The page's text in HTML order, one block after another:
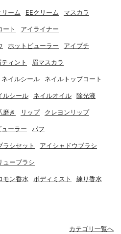
リーム EEクリーム マスカラ
ート アイライナー
ホットビューラー アイプチ
ティント 眉マスカラ
ネイルシール ネイルトップコート
ルシール ネイルオイル 除光液
磨き リップ クレヨンリップ
ューラー パフ
ラシセット アイシャドウブラシ
ューブラシ
モン香水 ボディミスト 練り香水
カテゴリ一覧へ